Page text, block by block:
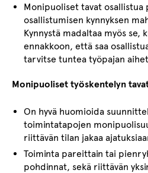
Monipuoliset tavat osallistua
osallistumisen kynnyksen
Kynnystä madaltaa myös se,
ennakkoon, että saa
tarvitse tuntea työpajan
Monipuoliset työskentelyn
On hyvä huomioida
toimintatapojen
riittävän tilan jakaa
Toiminta pareittain tai
pohdinnat, sekä riittävän